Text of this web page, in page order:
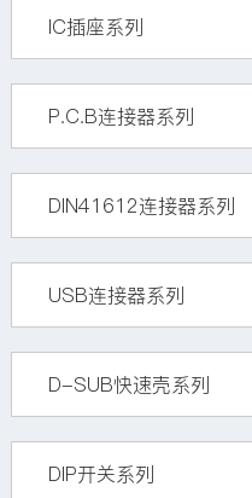
IC插座系列
P.C.B连接器系列
DIN41612连接器系列
USB连接器系列
D-SUB快速壳系列
DIP开关系列